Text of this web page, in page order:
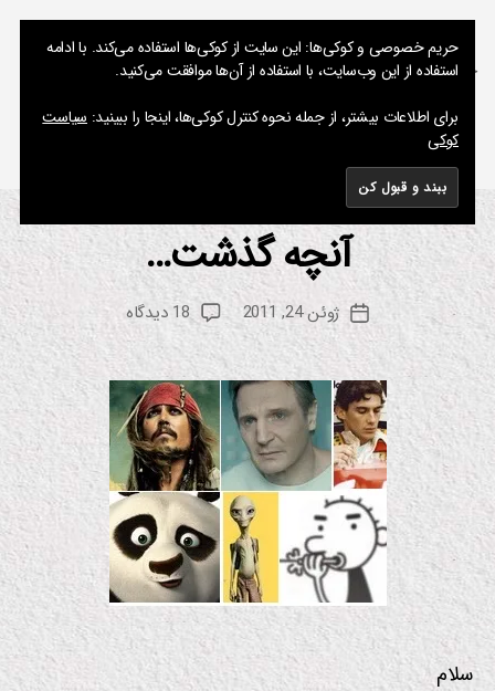
جستجو
نوشته های پراکنده یک مسعود
دسته‌هاان
ی
ش
ن
س
ین
ا
ی
ل
م
آنچه گذشت…
نویسنده
نوشته
از
م
س
ع
و
د
تاریخ
نوشته
ژوئن 24, 2011 18 دیدگاه
برای
آنچه
گذشت…
سلام
حریم خصوصی و کوکی‌ها: این سایت از کوکی‌ها استفاده می‌کند. با ادامه
استفاده از این وب‌سایت، با استفاده از آن‌ها موافقت می‌کنید.
برای اطلاعات بیشتر، از جمله نحوه کنترل کوکی‌ها، اینجا را ببینید: سیاست
کوکی